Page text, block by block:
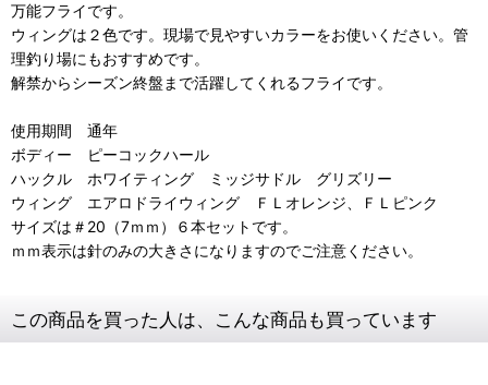
万能フライです。
ウィングは２色です。現場で見やすいカラーをお使いください。管
理釣り場にもおすすめです。
解禁からシーズン終盤まで活躍してくれるフライです。
使用期間 通年
ボディー ピーコックハール
ハックル ホワイティング ミッジサドル グリズリー
ウィング エアロドライウィング ＦＬオレンジ、ＦＬピンク
サイズは＃20（7ｍｍ）６本セットです。
ｍｍ表示は針のみの大きさになりますのでご注意ください。
この商品を買った人は、こんな商品も買っています